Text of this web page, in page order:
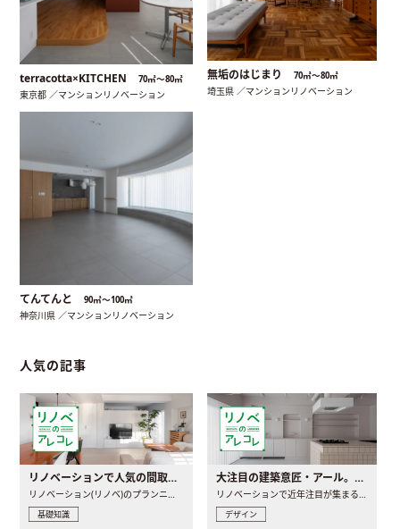
terracotta×KITCHEN 70㎡〜80㎡
東京都 ／マンションリノベーション
無垢のはじまり 70㎡〜80㎡
埼玉県 ／マンションリノベーション
てんてんと 90㎡〜100㎡
神奈川県 ／マンションリノベーション
人気の記事
リノベーションで人気の間取りとは？トレンドの間取りと実例を徹底解説
リノベーション(リノベ)のプランニングで一番最初に決めるのは..
基礎知識
大注目の建築意匠・アール。人気の理由と空間に取り入れるポイント
リノベーションで近年注目が集まる建築意匠の一つであるアール..
デザイン